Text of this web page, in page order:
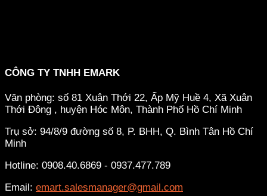
CÔNG TY TNHH EMARK
Văn phòng: số 81 Xuân Thới 22, Ấp Mỹ Huề 4, Xã Xuân
Thới Đông , huyện Hóc Môn, Thành Phố Hồ Chí Minh
Trụ sở: 94/8/9 đường số 8, P. BHH, Q. Bình Tân Hồ Chí
Minh
Hotline: 0908.40.6869 - 0937.477.789
Email: emart.salesmanager@gmail.com